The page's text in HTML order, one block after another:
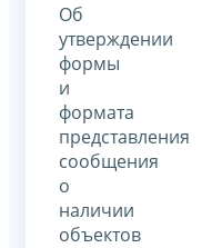
Об
утверждении
формы
и
формата
представления
сообщения
о
наличии
объектов